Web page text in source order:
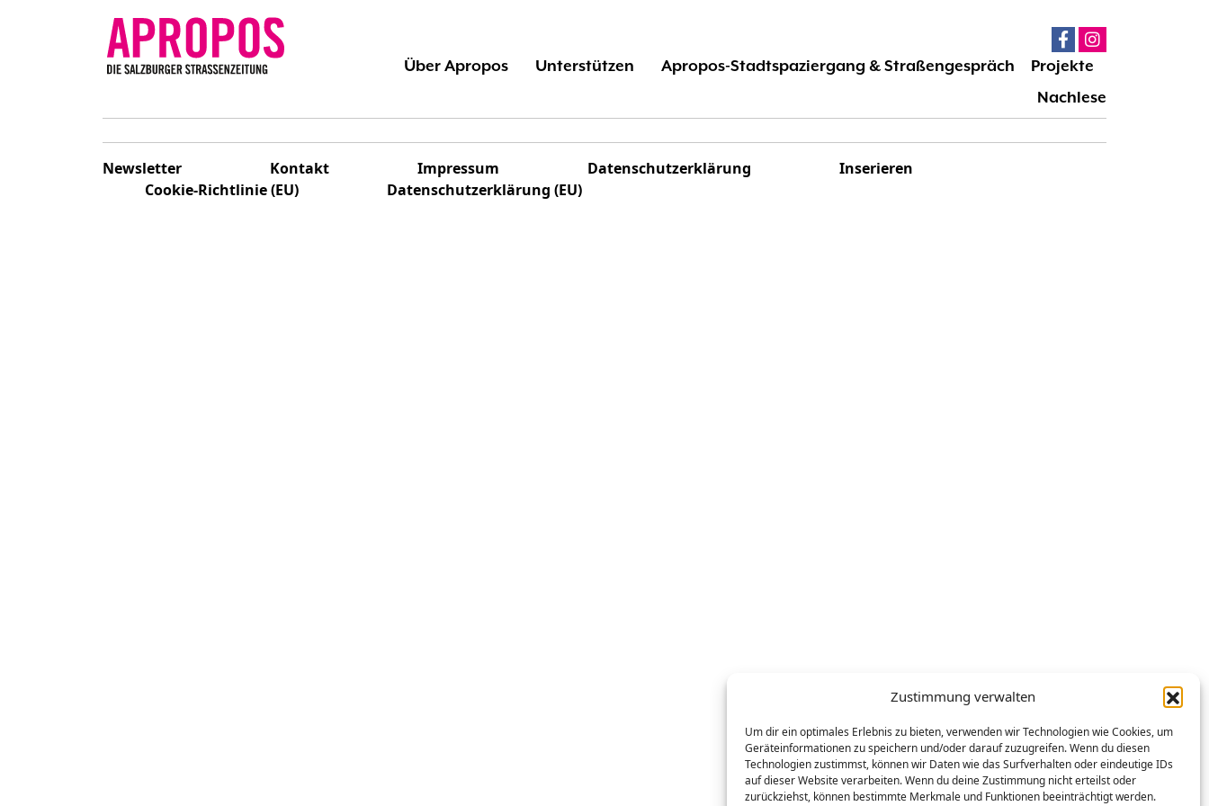
Zustimmung verwalten
Um dir ein optimales Erlebnis zu bieten, verwenden wir Technologien wie Cookies, um
Geräteinformationen zu speichern und/oder darauf zuzugreifen. Wenn du diesen
Technologien zustimmst, können wir Daten wie das Surfverhalten oder eindeutige IDs
auf dieser Website verarbeiten. Wenn du deine Zustimmung nicht erteilst oder
zurückziehst, können bestimmte Merkmale und Funktionen beeinträchtigt werden.
Über Apropos Unterstützen Apropos-Stadtspaziergang & Straßengespräch
Projekte
Nachlese
Newsletter Kontakt Impressum Datenschutzerklärung
Inserieren
Cookie-Richtlinie (EU)
Datenschutzerklärung (EU)